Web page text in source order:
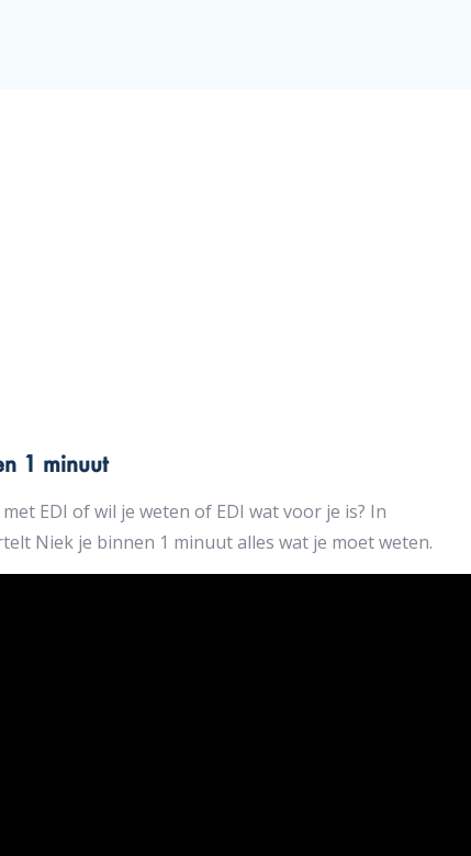
1 minuut
EDI of wil je weten of EDI wat voor je is? In
Niek je binnen 1 minuut alles wat je moet weten.